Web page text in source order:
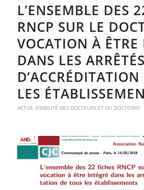
L’ENSEMBLE DES
RNCP SUR LE
VOCATION À ÊTRE
DANS LES ARRÊTÉS
LES
ACTUS, VISIBILITÉ DES DOCTEURS ET DU DOCTORAT